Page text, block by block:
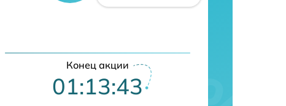
Конец акции
01:13:42